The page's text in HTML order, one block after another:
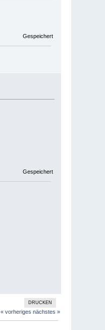
Gespeichert
Gespeichert
DRUCKEN
« vorheriges nächstes »